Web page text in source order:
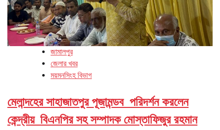
জামালপুর
জেলার খবর
ময়মনসিংহ বিভাগ
মেলান্দহের সাহাজাতপুর পূজামন্ডব পরিদর্শন করলেন
কেন্দ্রীয় বিএনপির সহ সম্পাদক মোস্তাফিজুর রহমান